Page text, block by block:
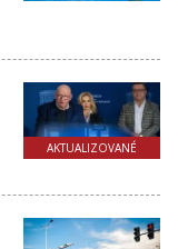
AKTUALIZOVANÉ